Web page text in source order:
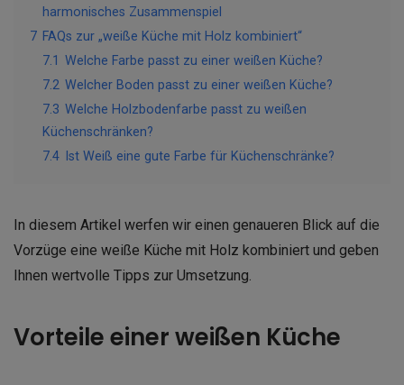
harmonisches Zusammenspiel
7 FAQs zur „weiße Küche mit Holz kombiniert“
7.1 Welche Farbe passt zu einer weißen Küche?
7.2 Welcher Boden passt zu einer weißen Küche?
7.3 Welche Holzbodenfarbe passt zu weißen
Küchenschränken?
7.4 Ist Weiß eine gute Farbe für Küchenschränke?
In diesem Artikel werfen wir einen genaueren Blick auf die
Vorzüge eine weiße Küche mit Holz kombiniert und geben
Ihnen wertvolle Tipps zur Umsetzung.
Vorteile einer weißen Küche